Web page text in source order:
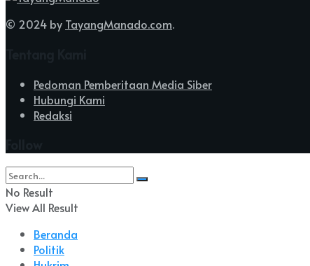
© 2024 by TayangManado.com.
Pedoman Pemberitaan Media Siber
Hubungi Kami
Redaksi
No Result
View All Result
Beranda
Politik